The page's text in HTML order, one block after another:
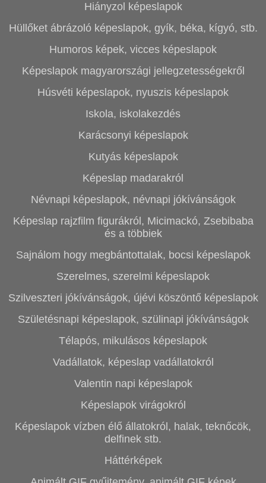
Hiányzol képeslapok
Hüllőket ábrázoló képeslapok, gyík, béka, kígyó, stb.
Humoros képek, vicces képeslapok
Képeslapok magyarországi jellegzetességekről
Húsvéti képeslapok, nyuszis képeslapok
Iskola, iskolakezdés
Karácsonyi képeslapok
Kutyás képeslapok
Képeslap madarakról
Névnapi képeslapok, névnapi jókívánságok
Képeslap rajzfilm figurákról, Micimackó, Zsebibaba
és a többiek
Sajnálom hogy megbántottalak, bocsi képeslapok
Szerelmes, szerelmi képeslapok
Szilveszteri jókívánságok, újévi köszöntő képeslapok
Születésnapi képeslapok, szülinapi jókívánságok
Télapós, mikulásos képeslapok
Vadállatok, képeslap vadállatokról
Valentin napi képeslapok
Képeslapok virágokról
Képeslapok vízben élő állatokról, halak, teknőcök,
delfinek stb.
Háttérképek